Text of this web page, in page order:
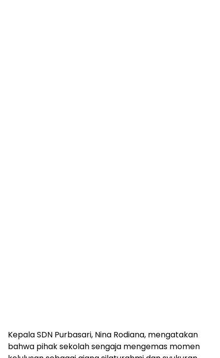
Kepala SDN Purbasari, Nina Rodiana, mengatakan
bahwa pihak sekolah sengaja mengemas momen